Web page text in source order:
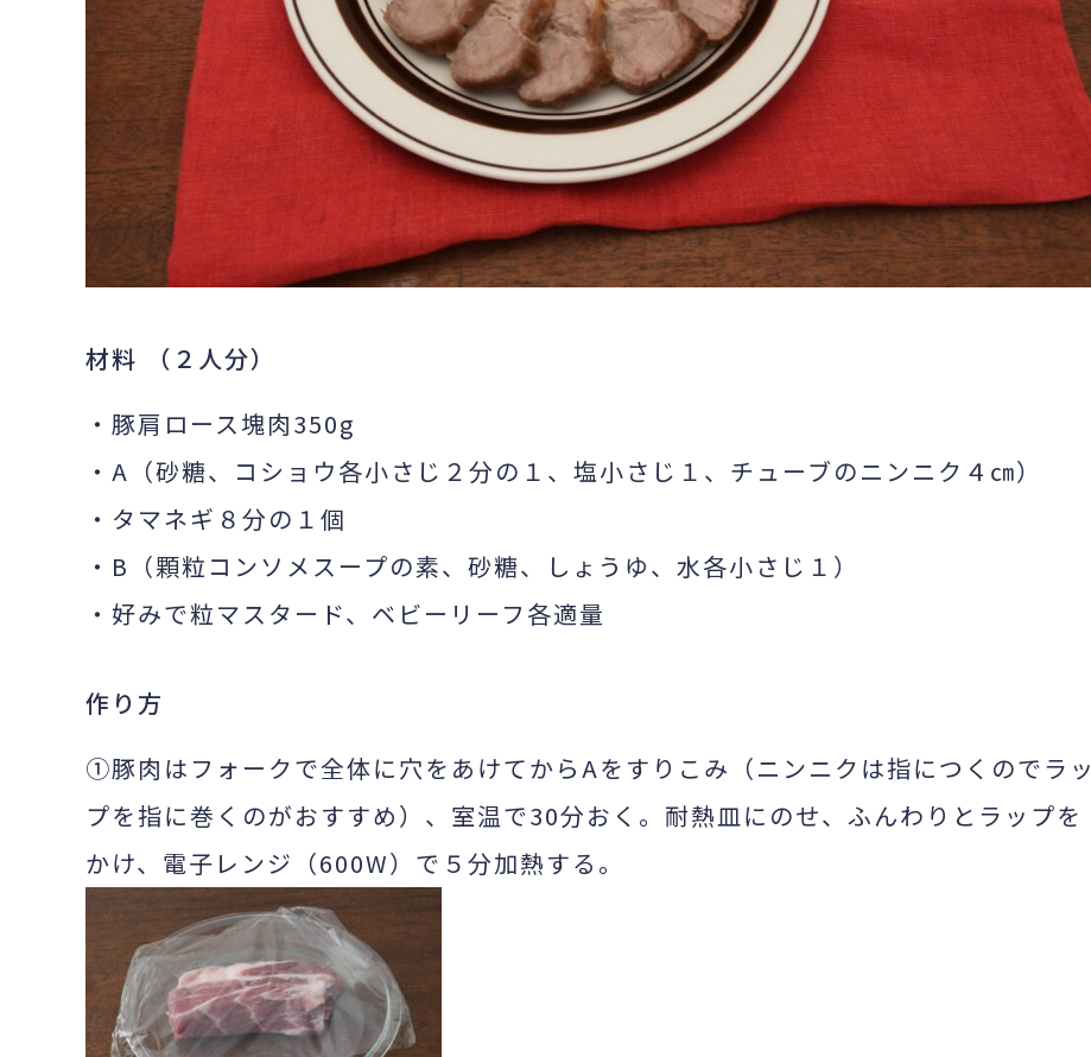
材料 （２人分）
・豚肩ロース塊肉350g
・A（砂糖、コショウ各小さじ２分の１、塩小さじ１、チューブのニンニク４㎝）
・タマネギ８分の１個
・B（顆粒コンソメスープの素、砂糖、しょうゆ、水各小さじ１）
・好みで粒マスタード、ベビーリーフ各適量
作り方
①豚肉はフォークで全体に穴をあけてからAをすりこみ（ニンニクは指につくのでラッ
プを指に巻くのがおすすめ）、室温で30分おく。耐熱皿にのせ、ふんわりとラップを
かけ、電子レンジ（600W）で５分加熱する。